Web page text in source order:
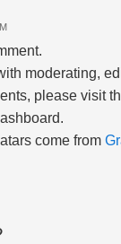
moderating,
please visit
come from